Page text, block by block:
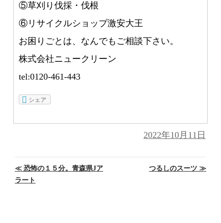
⑤草刈り伐採・伐根
⑥リサイクルショップ激安大王
お困りごとは、なんでもご相談下さい。
株式会社ニュークリーン
tel:0120-461-443
シェア
投
2022年10月11日
投
稿
ナ
≪ 恐怖の１５分。青森県Jア
ラート
つるしのスーツ ≫